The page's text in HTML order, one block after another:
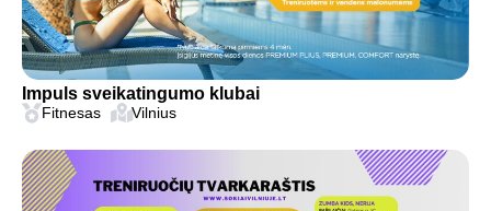
Impuls sveikatingumo klubai
Fitnesas Vilnius